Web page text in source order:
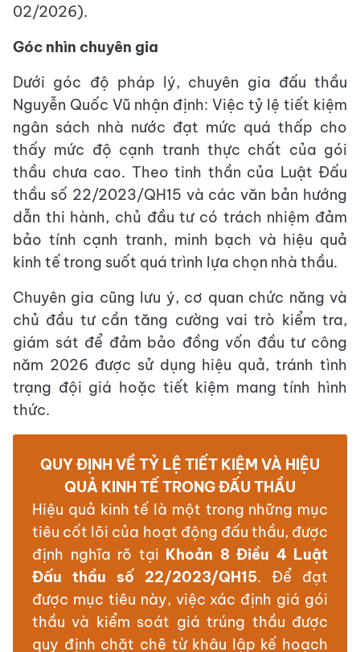
02/2026).
Góc nhìn chuyên gia
Dưới góc độ pháp lý, chuyên gia đấu thầu
Nguyễn Quốc Vũ nhận định: Việc tỷ lệ tiết kiệm
ngân sách nhà nước đạt mức quá thấp cho
thấy mức độ cạnh tranh thực chất của gói
thầu chưa cao. Theo tinh thần của Luật Đấu
thầu số 22/2023/QH15 và các văn bản hướng
dẫn thi hành, chủ đầu tư có trách nhiệm đảm
bảo tính cạnh tranh, minh bạch và hiệu quả
kinh tế trong suốt quá trình lựa chọn nhà thầu.
Chuyên gia cũng lưu ý, cơ quan chức năng và
chủ đầu tư cần tăng cường vai trò kiểm tra,
giám sát để đảm bảo đồng vốn đầu tư công
năm 2026 được sử dụng hiệu quả, tránh tình
trạng đội giá hoặc tiết kiệm mang tính hình
thức.
QUY ĐỊNH VỀ TỶ LỆ TIẾT KIỆM VÀ HIỆU
QUẢ KINH TẾ TRONG ĐẤU THẦU
Hiệu quả kinh tế là một trong những mục
tiêu cốt lõi của hoạt động đấu thầu, được
định nghĩa rõ tại Khoản 8 Điều 4 Luật
Đấu thầu số 22/2023/QH15. Để đạt
được mục tiêu này, việc xác định giá gói
thầu và kiểm soát giá trúng thầu được
quy định chặt chẽ từ khâu lập kế hoạch